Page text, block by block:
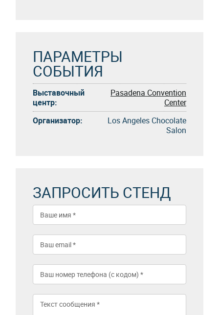
ПАРАМЕТРЫ
СОБЫТИЯ
Выставочный
центр:
Pasadena Convention
Center
Организатор:
Los Angeles Chocolate
Salon
ЗАПРОСИТЬ СТЕНД